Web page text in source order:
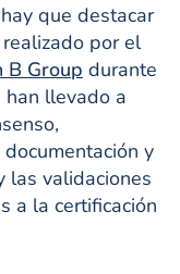
que destacar
por el
B Group durante
han llevado a
y
las validaciones
a la certificación